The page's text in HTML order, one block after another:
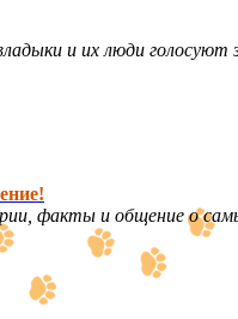
и их люди голосуют
факты и общение о